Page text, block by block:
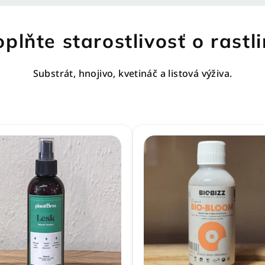
starostlivosť o
Substrát, hnojivo, kvetináč a listová výživa.